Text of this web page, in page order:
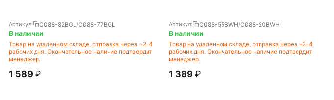
Артикул: C088-82BGL/C088-77BGL
В наличии
Товар на удаленном складе, отправка через ~2-4
рабочих дня. Окончательное наличие подтвердит
менеджер.
1 589 ₽
Артикул: C088-55BWH/C088-20BWH
В наличии
Товар на удаленном складе, отправка через ~2-4
рабочих дня. Окончательное наличие подтвердит
менеджер.
1 389 ₽